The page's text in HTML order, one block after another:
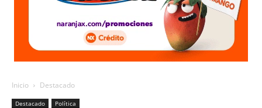
Inicio Destacado
Destacado Política